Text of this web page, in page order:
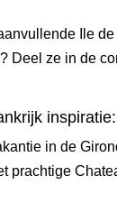
Ile de
Deel ze in de
inspiratie:
in de
prachtige